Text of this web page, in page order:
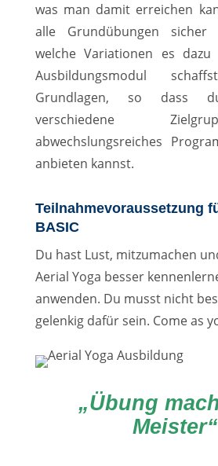
was man damit erreichen
alle Grundübungen sicher
welche Variationen es
Ausbildungsmodul
Grundlagen, so dass
verschiedene
abwechslungsreiches
anbieten kannst.
Teilnahmevoraussetzung
BASIC
Du hast Lust, mitzumachen
Aerial Yoga besser
anwenden. Du musst nicht
gelenkig dafür sein. Come as
„Übung
Meister“